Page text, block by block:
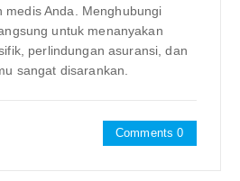
medis Anda. Menghubungi
untuk menanyakan
perlindungan asuransi, dan
sangat disarankan.
Comments 0